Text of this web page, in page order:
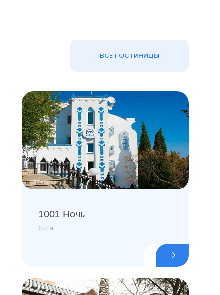
ВСЕ ГОСТИНИЦЫ
1001 Ночь
Ялта